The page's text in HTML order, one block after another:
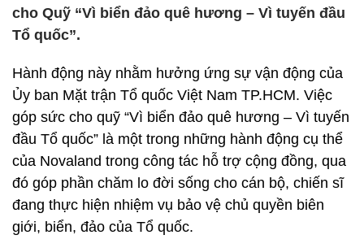
cho Quỹ “Vì biển đảo quê hương – Vì tuyến đầu
Tổ quốc”.
Hành động này nhằm hưởng ứng sự vận động của
Ủy ban Mặt trận Tổ quốc Việt Nam TP.HCM. Việc
góp sức cho quỹ “Vì biển đảo quê hương – Vì tuyến
đầu Tổ quốc” là một trong những hành động cụ thể
của Novaland trong công tác hỗ trợ cộng đồng, qua
đó góp phần chăm lo đời sống cho cán bộ, chiến sĩ
đang thực hiện nhiệm vụ bảo vệ chủ quyền biên
giới, biển, đảo của Tổ quốc.